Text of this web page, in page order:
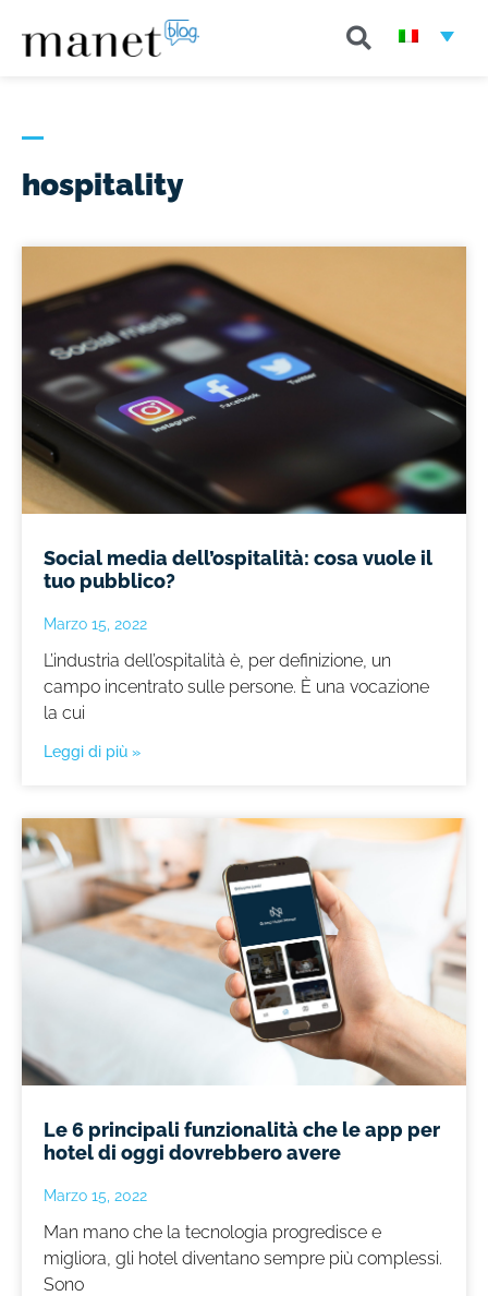
hospitality
Social media dell’ospitalità: cosa vuole il
tuo pubblico?
Marzo 15, 2022
L’industria dell’ospitalità è, per definizione, un
campo incentrato sulle persone. È una vocazione
la cui
Leggi di più »
Le 6 principali funzionalità che le app per
hotel di oggi dovrebbero avere
Marzo 15, 2022
Man mano che la tecnologia progredisce e
migliora, gli hotel diventano sempre più complessi.
Sono